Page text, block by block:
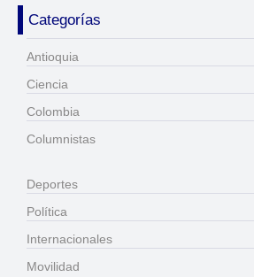
Categorías
Antioquia
Ciencia
Colombia
Columnistas
Deportes
Política
Internacionales
Movilidad